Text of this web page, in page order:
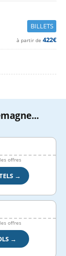
BILLETS
à partir de 422€
offres
→
offres
→